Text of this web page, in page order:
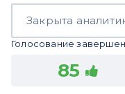
Закрыта
Голосование
85